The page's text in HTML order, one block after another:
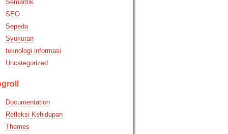
Semantik
SEO
Sepeda
Syukuran
teknologi informasi
Uncategorized
Documentation
Refleksi Kehidupan
Themes